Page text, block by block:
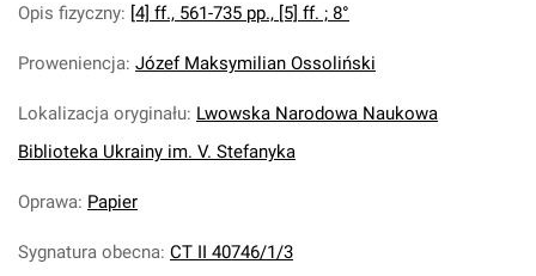
Opis fizyczny: [4] ff., 561-735 pp., [5] ff. ; 8°
Proweniencja: Józef Maksymilian Ossoliński
Lokalizacja oryginału: Lwowska Narodowa Naukowa
Biblioteka Ukrainy im. V. Stefanyka
Oprawa: Papier
Sygnatura obecna: CT II 40746/1/3